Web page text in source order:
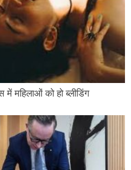
में महिलाओं को हो ब्लीडिंग